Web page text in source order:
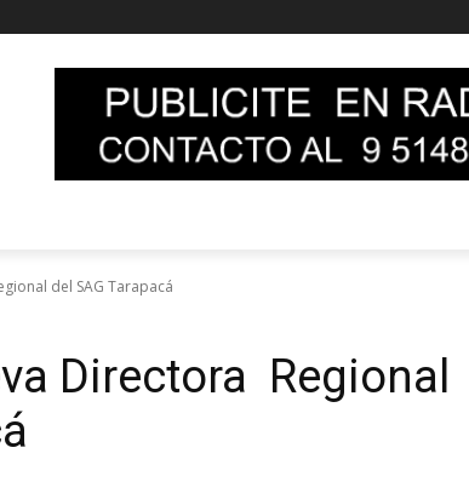
del SAG Tarapacá
Directora Regional